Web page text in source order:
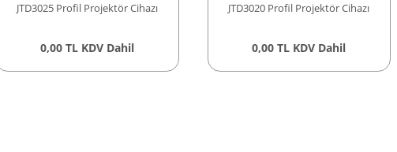
JTD3025 Profil Projektör Cihazı
0,00 TL KDV Dahil
JTD3020 Profil Projektör Cihazı
0,00 TL KDV Dahil